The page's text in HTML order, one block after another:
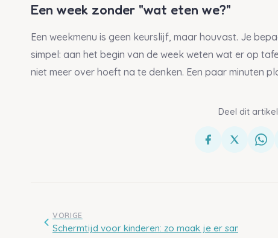
Een week zonder "wat eten we?"
Een weekmenu is geen keurslijf, maar houvast. Je
simpel: aan het begin van de week weten wat er op
niet meer over hoeft na te denken. Een paar minuten
Deel dit artikel
VORIGE
Schermtijd voor kinderen: zo maak je er samen goed...